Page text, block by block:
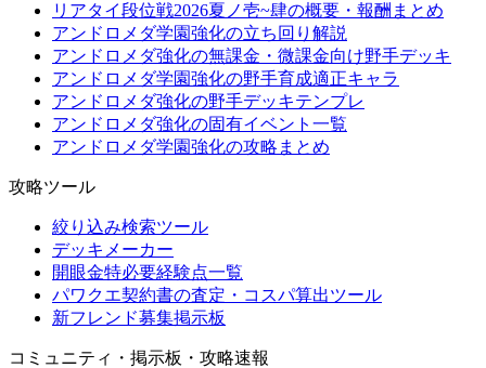
リアタイ段位戦2026夏ノ壱~肆の概要・報酬まとめ
アンドロメダ学園強化の立ち回り解説
アンドロメダ強化の無課金・微課金向け野手デッキ
アンドロメダ学園強化の野手育成適正キャラ
アンドロメダ強化の野手デッキテンプレ
アンドロメダ強化の固有イベント一覧
アンドロメダ学園強化の攻略まとめ
攻略ツール
絞り込み検索ツール
デッキメーカー
開眼金特必要経験点一覧
パワクエ契約書の査定・コスパ算出ツール
新フレンド募集掲示板
コミュニティ・掲示板・攻略速報